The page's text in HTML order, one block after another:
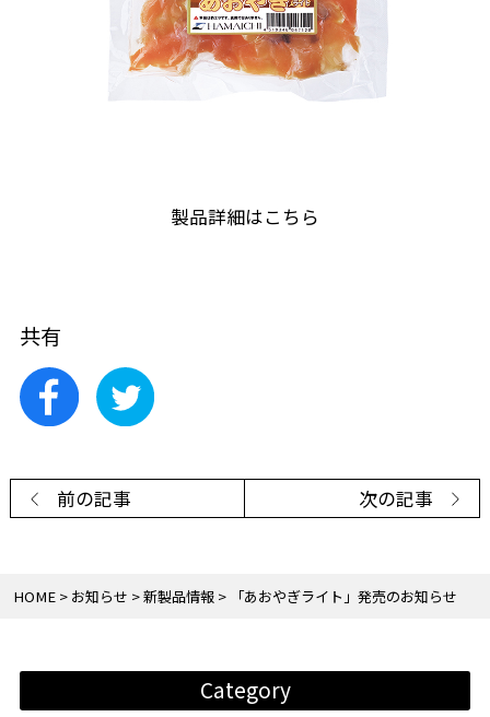
Category
HOME お知らせ 新製品情報 「あおやぎライト」発売のお知らせ
製品詳細はこちら
共有
前の記事 次の記事